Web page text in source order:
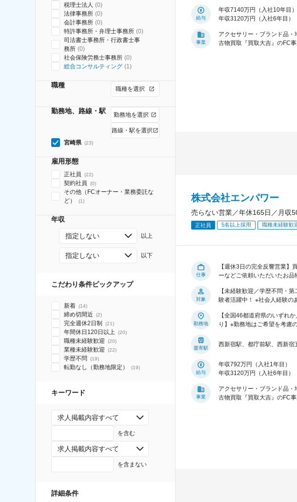
税理士法人 (0)
法律事務所 (0)
会計事務所 (0)
特許事務所・弁理士事務所 (0)
司法書士事務所・行政書士事
務所 (0)
社会保険労務士事務所 (0)
総合コンサルティング (1)
職種 職種を選択
勤務地、路線・駅 勤務地を選択
路線・駅を選択
宮崎県 (23)
雇用形態
正社員 (22)
契約社員 (0)
その他（FCオーナー・業務委託な
ど）
(1)
年収
指定しない 以上
指定しない 以下
こだわり条件ピックアップ
新着 (14)
締め切間近 (2)
完全週休2日制 (21)
年間休日120日以上 (20)
職種未経験歓迎 (20)
業種未経験歓迎 (22)
学歴不問 (19)
転勤なし（勤務地限定） (19)
キーワード
求人掲載内容すべて
を含む
求人掲載内容すべて
を含まない
詳細条件
給与
年収7140万円（入社10年目）
年収3120万円（入社6年目）
事業
アクセサリー・ブランド品
古物買取『買取大吉』のFC事
株式会社エンパワー
売らない営業／年休165日／月収
正社員 5名以上採用 職種未経験歓
仕事
【週休3日の完全反響営業】
ーなどご依頼いただいたお品
対象
【未経験歓迎／学歴不問・
験者活躍中！ ※社会人経験の
勤務地
【全国46都道府県のいずれ
り】※勤務地はご希望を考慮
最寄駅
西新宿駅、都庁前駅、西新宿
給与
年収792万円（入社1年目）
年収3120万円（入社6年目）
事業
アクセサリー・ブランド品
古物買取『買取大吉』のFC事